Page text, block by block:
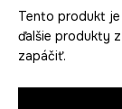
Tento produkt
ďalšie produkty
zapáčiť.